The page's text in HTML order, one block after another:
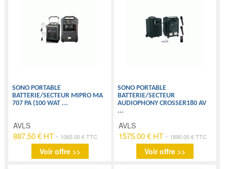
SONO PORTABLE
BATTERIE/SECTEUR MIPRO MA
707 PA (100 WAT ...
AVLS
887.50 € HT - 1065.00 € TTC
Voir offre >>
SONO PORTABLE
BATTERIE/SECTEUR
AUDIOPHONY CROSSER180 AV
...
AVLS
1575.00 € HT- 1890.00 € TTC
Voir offre >>